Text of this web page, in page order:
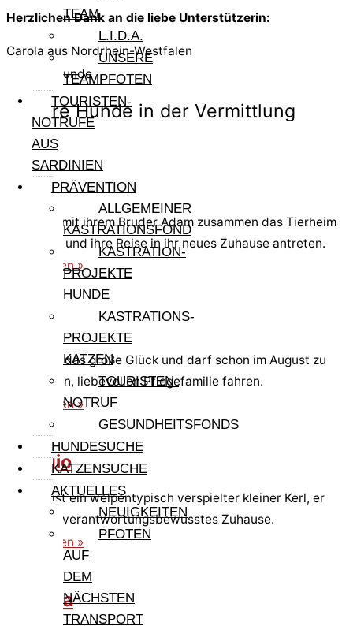
TEAM
L.I.D.A.
UNSERE
TEAMPFOTEN
TOURISTEN-
NOTRUFE
AUS
SARDINIEN
PRÄVENTION
ALLGEMEINER
KASTRATIONSFOND
KASTRATION-
PROJEKTE
HUNDE
KASTRATIONS-
PROJEKTE
KATZEN
TOURISTEN-
NOTRUF
GESUNDHEITSFONDS
HUNDESUCHE
KATZENSUCHE
AKTUELLES
NEUIGKEITEN
PFOTEN
AUF
DEM
NÄCHSTEN
TRANSPORT
Herzlichen Dank an die liebe Unterstützerin:
Carola aus Nordrhein-Westfalen
Weitere Hunde
Andere Hunde in der Vermittlung
Eva
Eva kann mit ihrem Bruder Adam zusammen das Tierheim
verlassen und ihre Reise in ihr neues Zuhause antreten.
weiterlesen »
Adam
Adam hat das große Glück und darf schon im August zu
einer tollen, liebevollen Pflegefamilie fahren.
weiterlesen »
Giorgio
Giorgio ist ein welpentypisch verspielter kleiner Kerl, er
sucht ein verantwortungsbewusstes Zuhause.
weiterlesen »
Gigliola